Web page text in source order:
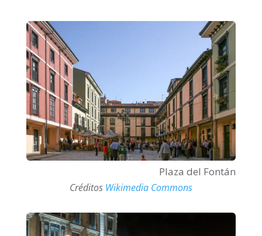
Plaza del Fontán
Créditos Wikimedia Commons